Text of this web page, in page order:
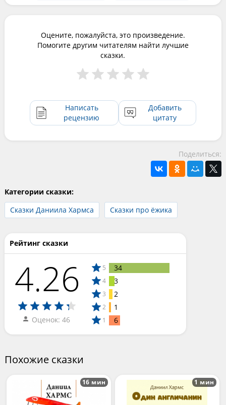
Оцените, пожалуйста, это произведение.
Помогите другим читателям найти лучшие
сказки.
Написать
рецензию
Добавить
цитату
Поделиться:
Категории сказки:
Сказки Даниила Хармса
Сказки про ёжика
Рейтинг сказки
4.26
Оценок: 46
5 34
4 3
3 2
2 1
1 6
Похожие сказки
16 мин 1 мин